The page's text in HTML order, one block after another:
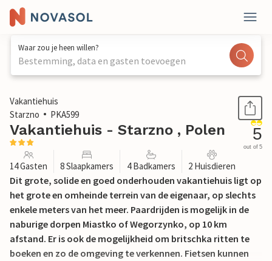
Waar zou je heen willen?
Bestemming, data en gasten toevoegen
1 / 35
Vakantiehuis
Starzno
PKA599
Vakantiehuis - Starzno , Polen 5
out of 5
14 Gasten 8 Slaapkamers 4 Badkamers 2 Huisdieren
Dit grote, solide en goed onderhouden vakantiehuis ligt op
het grote en omheinde terrein van de eigenaar, op slechts
enkele meters van het meer. Paardrijden is mogelijk in de
naburige dorpen Miastko of Wegorzynko, op 10 km
afstand. Er is ook de mogelijkheid om britschka ritten te
boeken en zo de omgeving te verkennen. Fietsen kunnen